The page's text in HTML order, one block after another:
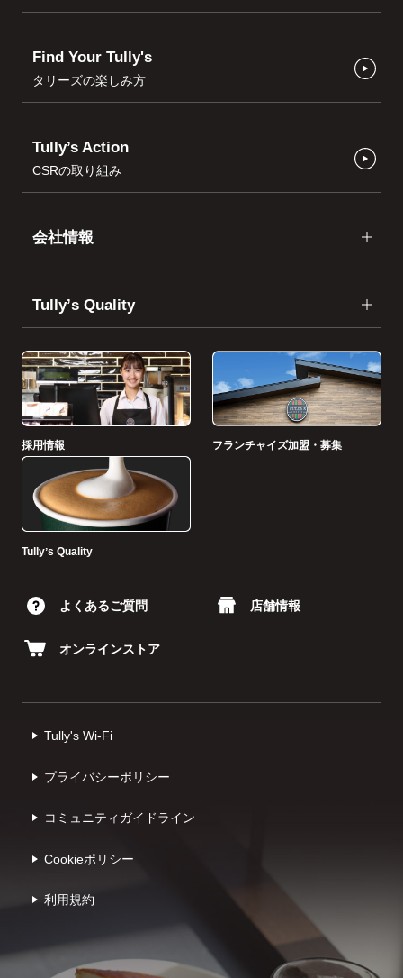
Find Your Tully's
タリーズの楽しみ方
Tully’s Action
CSRの取り組み
会社情報
Tullyʼs Quality
採用情報 フランチャイズ加盟・募集
Tullyʼs Quality
よくあるご質問 店舗情報
オンラインストア
Tully's Wi-Fi
プライバシーポリシー
コミュニティガイドライン
Cookieポリシー
利⽤規約